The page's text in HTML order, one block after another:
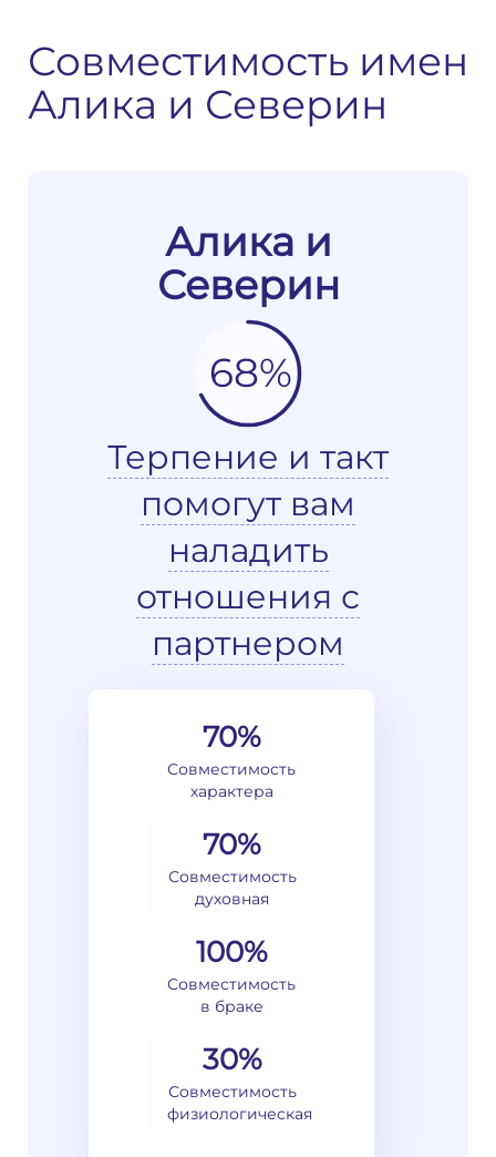
Совместимость имен
Алика и Северин
Алика и
Северин
68%
Терпение и такт
помогут вам
наладить
отношения с
партнером
70%
Совместимость
характера
70%
Совместимость
духовная
100%
Совместимость
в браке
30%
Совместимость
физиологическая